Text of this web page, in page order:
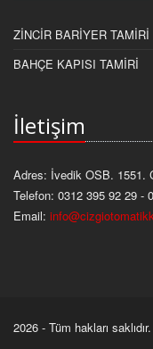
ZINCIR BARIYER TAMIRI
BAHÇE KAPISI TAMIRI
İletişim
Adres: İvedik OSB. 1551.
Telefon: 0312 395 92 29 -
Email:
2026 - Tüm hakları